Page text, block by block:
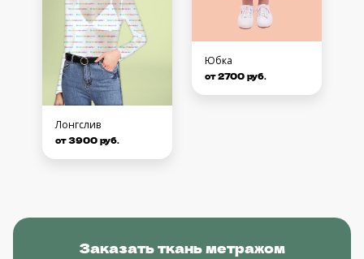
Лонгслив
от 3900 руб.
Юбка
от 2700 руб.
Заказать ткань метражом